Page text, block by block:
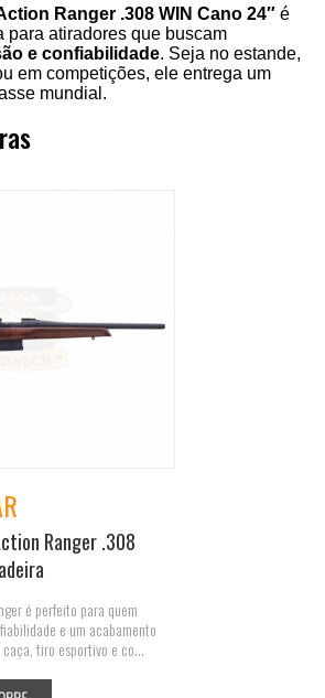
Ranger .308 WIN Cano 24″ é
para atiradores que buscam
e confiabilidade. Seja no estande,
em competições, ele entrega um
mundial.
Ranger .308
é perfeito para quem
e um acabamento
tiro esportivo e co...